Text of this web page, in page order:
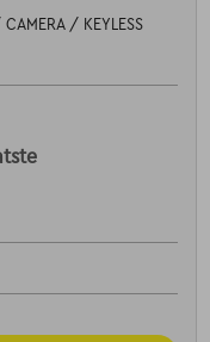
/ KEYLESS